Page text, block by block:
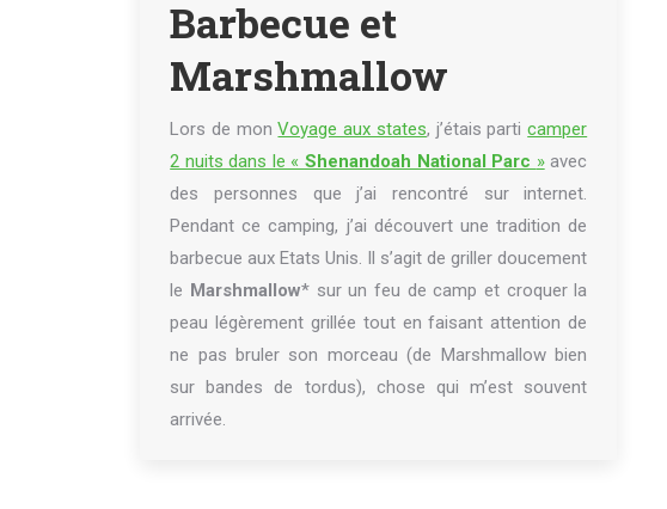
Barbecue et
Marshmallow
Lors de monVoyage aux states, j’étais particamper
2 nuits dans le « Shenandoah National Parc »avec
des personnes que j’ai rencontré sur internet.
Pendant ce camping, j’ai découvert une tradition de
barbecue aux Etats Unis. Il s’agit de griller doucement
le Marshmallow* sur un feu de camp et croquer la
peau légèrement grillée tout en faisant attention de
ne pas bruler son morceau (de Marshmallow bien
sur bandes de tordus), chose qui m’est souvent
arrivée.